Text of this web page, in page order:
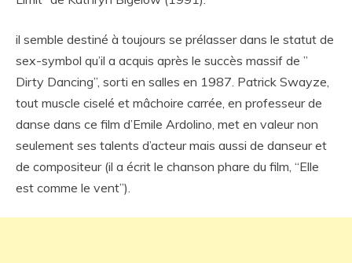
il semble destiné à toujours se prélasser dans le statut de
sex-symbol qu’il a acquis après le succès massif de ”
Dirty Dancing”, sorti en salles en 1987. Patrick Swayze,
tout muscle ciselé et mâchoire carrée, en professeur de
danse dans ce film d’Emile Ardolino, met en valeur non
seulement ses talents d’acteur mais aussi de danseur et
de compositeur (il a écrit le chanson phare du film, “Elle
est comme le vent”).